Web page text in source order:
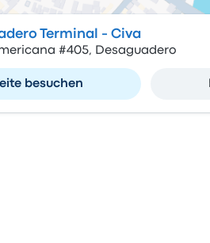
Terminal - Civa
#405, Desaguadero
besuchen